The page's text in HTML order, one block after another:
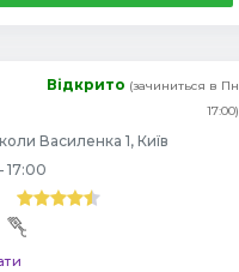
Відкрито (зачиниться в Пн
17:00)
Василенка 1, Київ
17:00